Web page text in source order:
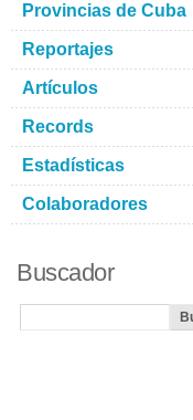
Provincias de Cuba
Reportajes
Artículos
Records
Estadísticas
Colaboradores
Buscador